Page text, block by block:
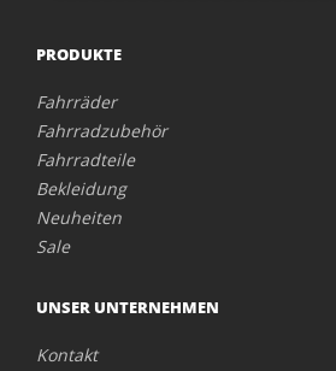
PRODUKTE
Fahrräder
Fahrradzubehör
Fahrradteile
Bekleidung
Neuheiten
Sale
UNSER UNTERNEHMEN
Kontakt